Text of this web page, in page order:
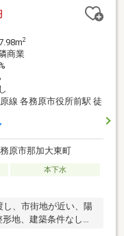
ティバス「カネスエ芥
歩約3分・セブンイレ
2
商業
線 各務原市役所前駅 徒
原市那加大東町
本下水
し、市街地が近い、陽
地、建築条件なし、